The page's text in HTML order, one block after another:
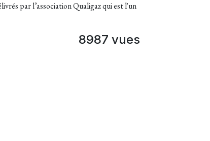
par l’association Qualigaz qui est l'un
8987 vues